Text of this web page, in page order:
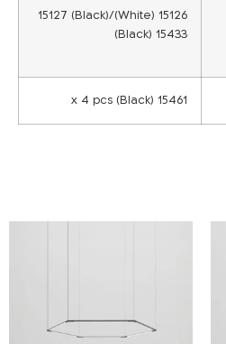
15126 (White)/15127 (Black)
15433 (Black)
15461 x 4 pcs (Black)